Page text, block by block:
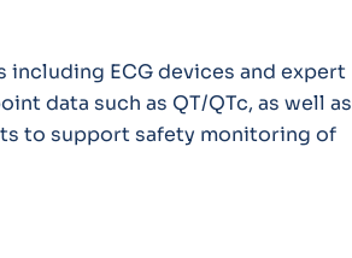
ECG devices and expert
data such as QT/QTc, as well as
to support safety monitoring of